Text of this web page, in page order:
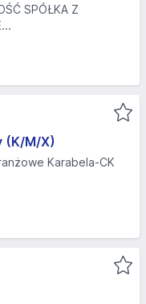
SPÓŁKA Z
(K/M/X)
Karabela-CK